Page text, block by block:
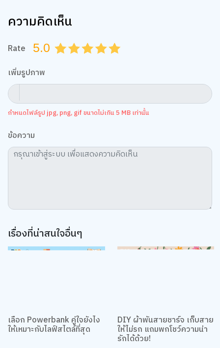
ความคิดเห็น
Rate 5.0 4.5
4.0
3.5
3.0
2.5
2.0
1.5
1.0
0.5
เพิ่มรูปภาพ
กำหนดไฟล์รูป jpg, png, gif ขนาดไม่เกิน 5 MB เท่านั้น
ข้อความ
เรื่องที่น่าสนใจอื่นๆ
เลือก Powerbank คู่ใจยังไง DIY ผ้าพันสายชาร์จ เก็บสาย
We use cookies
We use cookies to improve your experience and performance on our
Preferences".
Change Preferences